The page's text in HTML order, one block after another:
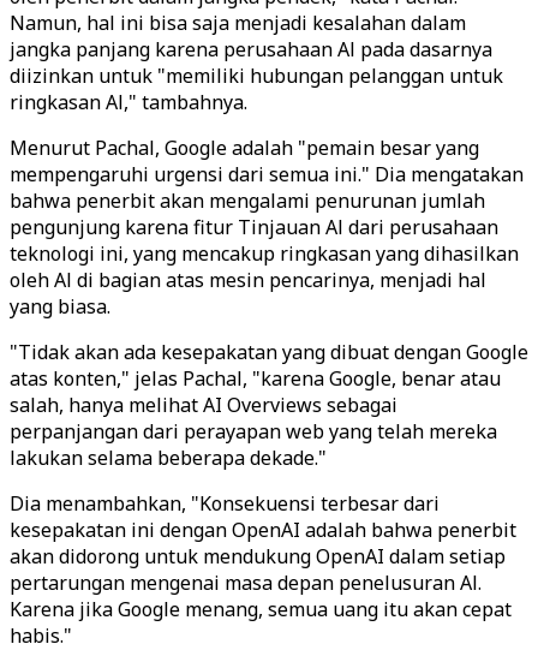
Namun, hal ini bisa saja menjadi kesalahan dalam
jangka panjang karena perusahaan Al pada dasarnya
diizinkan untuk "memiliki hubungan pelanggan untuk
ringkasan Al," tambahnya.
Menurut Pachal, Google adalah "pemain besar yang
mempengaruhi urgensi dari semua ini." Dia mengatakan
bahwa penerbit akan mengalami penurunan jumlah
pengunjung karena fitur Tinjauan Al dari perusahaan
teknologi ini, yang mencakup ringkasan yang dihasilkan
oleh Al di bagian atas mesin pencarinya, menjadi hal
yang biasa.
"Tidak akan ada kesepakatan yang dibuat dengan Google
atas konten," jelas Pachal, "karena Google, benar atau
salah, hanya melihat AI Overviews sebagai
perpanjangan dari perayapan web yang telah mereka
lakukan selama beberapa dekade."
Dia menambahkan, "Konsekuensi terbesar dari
kesepakatan ini dengan OpenAI adalah bahwa penerbit
akan didorong untuk mendukung OpenAI dalam setiap
pertarungan mengenai masa depan penelusuran Al.
Karena jika Google menang, semua uang itu akan cepat
habis."